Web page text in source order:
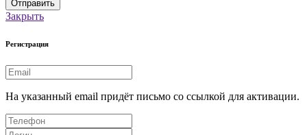
Закрыть
Регистрация
На указанный email придёт письмо со ссылкой для активации.